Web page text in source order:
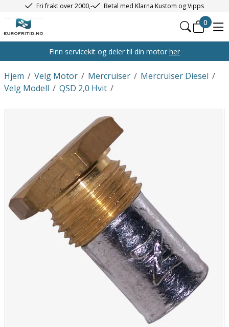
Fri frakt over 2000,- Betal med Klarna Kustom og Vipps
0
Finn servicekit og deler til din motor her
/
Hjem /
Velg Motor /
Mercruiser /
Mercruiser Diesel
/
Velg Modell /
QSD 2,0 Hvit